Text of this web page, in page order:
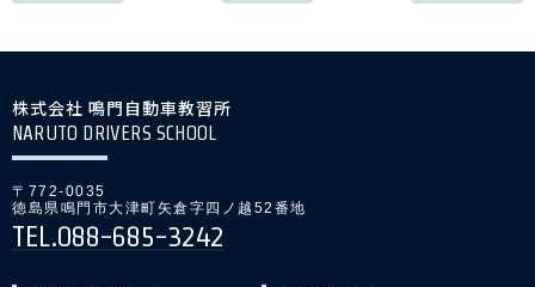
株式会社 鳴門自動車教習所
NARUTO DRIVERS SCHOOL
〒772-0035
徳島県鳴門市大津町矢倉字四ノ越52番地
TEL.088-685-3242